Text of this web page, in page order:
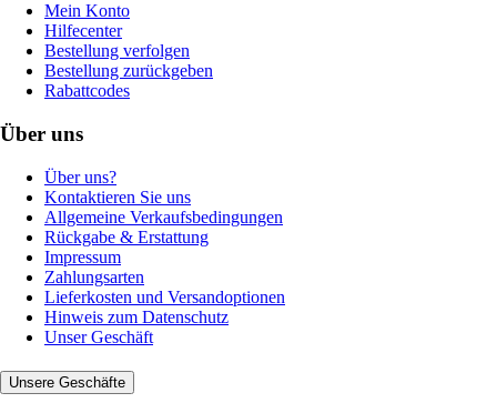
Mein Konto
Hilfecenter
Bestellung verfolgen
Bestellung zurückgeben
Rabattcodes
Über uns
Über uns?
Kontaktieren Sie uns
Allgemeine Verkaufsbedingungen
Rückgabe & Erstattung
Impressum
Zahlungsarten
Lieferkosten und Versandoptionen
Hinweis zum Datenschutz
Unser Geschäft
Unsere Geschäfte